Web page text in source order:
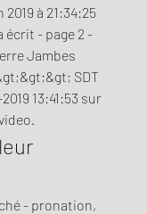
2019 à 21:34:25
écrit - page 2 -
Jambes
SDT
13:41:53 sur
- pronation,